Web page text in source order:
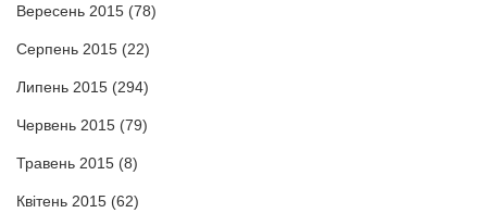
Вересень 2015 (78)
Серпень 2015 (22)
Липень 2015 (294)
Червень 2015 (79)
Травень 2015 (8)
Квітень 2015 (62)